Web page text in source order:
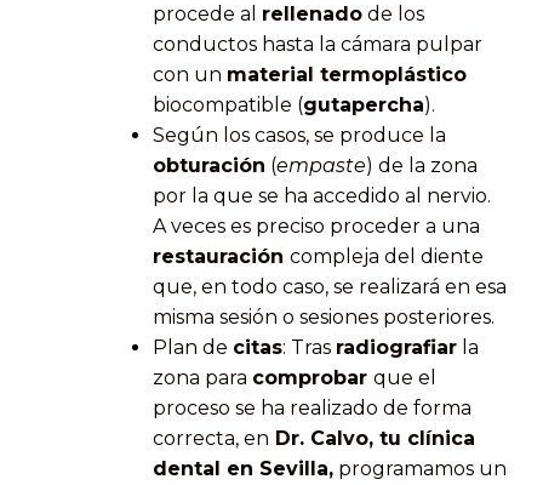
procede al rellenado de los
conductos hasta la cámara pulpar
con un material termoplástico
biocompatible (gutapercha).
Según los casos, se produce la
obturación (empaste) de la zona
por la que se ha accedido al nervio.
A veces es preciso proceder a una
restauración compleja del diente
que, en todo caso, se realizará en esa
misma sesión o sesiones posteriores.
Plan de citas: Tras radiografiar la
zona para comprobar que el
proceso se ha realizado de forma
correcta, en Dr. Calvo, tu clínica
dental en Sevilla, programamos un